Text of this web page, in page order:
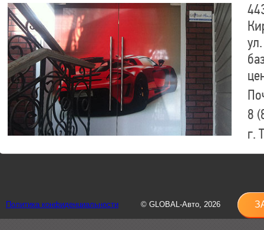
8
г.
8
Политика конфиденциальности © GLOBAL-Авто, 2026